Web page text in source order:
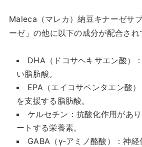
Maleca（マレカ）納豆キナーゼサ
ーゼ」の他に以下の成分が配合さ
DHA（ドコサヘキサエン酸）
い脂肪酸。
EPA（エイコサペンタエン酸
を支援する脂肪酸。
ケルセチン：抗酸化作用があ
ートする栄養素。
GABA（γ-アミノ酪酸）：神経